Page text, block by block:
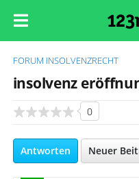
FORUM INSOLVENZRECHT
insolvenz
0
Antworten Neuer